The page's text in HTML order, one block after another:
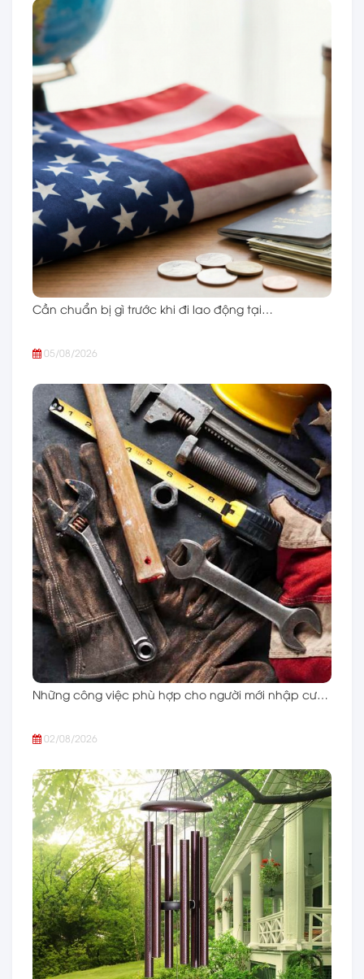
Cần chuẩn bị gì trước khi đi lao động tại…
05/08/2026
Những công việc phù hợp cho người mới nhập cư…
02/08/2026